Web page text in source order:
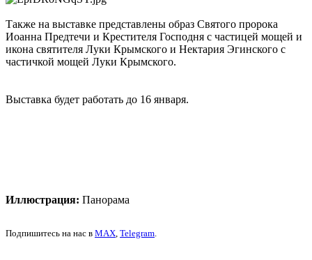
Также на выставке представлены образ Святого пророка
Иоанна Предтечи и Крестителя Господня с частицей мощей и
икона святителя Луки Крымского и Нектария Эгинского с
частичкой мощей Луки Крымского.
Выставка будет работать до 16 января.
Иллюстрация: Панорама
Подпишитесь на нас в MAX, Telegram.